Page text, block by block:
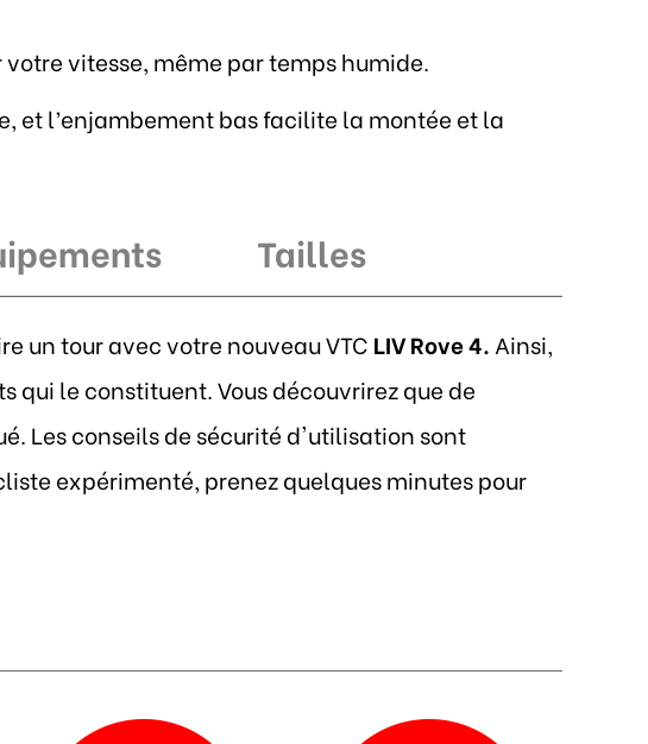
vitesse, même par temps humide.
et l’enjambement bas facilite la montée et la
Tailles
un tour avec votre nouveau VTC LIV Rove 4. Ainsi,
le constituent. Vous découvrirez que de
Les conseils de sécurité d'utilisation sont
expérimenté, prenez quelques minutes pour